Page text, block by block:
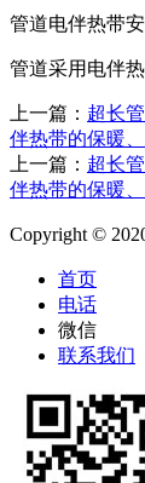
管道电伴热带
管道采用电伴
上一篇： 超长
伴热带的保暖
上一篇： 超长
伴热带的保暖
Copyright ©
首页
电话
微信
联系我们